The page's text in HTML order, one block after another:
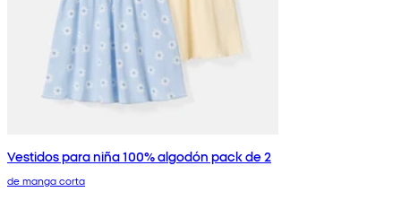
Vestidos para niña 100% algodón pack de 2
de manga corta